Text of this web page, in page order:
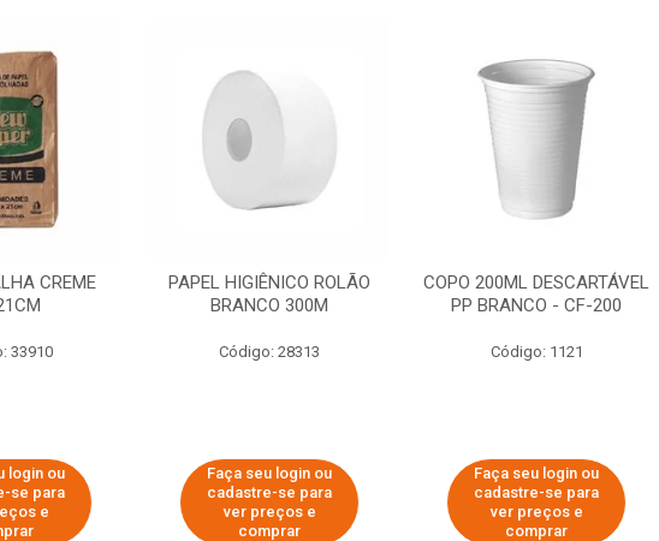
CREME
33910
login ou
se para
e
PAPEL HIGIÊNICO ROLÃO
BRANCO 300M
Código: 28313
Faça seu login ou
cadastre-se para
ver preços e
comprar
COPO 200ML DESCARTÁVEL
PP BRANCO - CF-200
Código: 1121
Faça seu login ou
cadastre-se para
ver preços e
comprar